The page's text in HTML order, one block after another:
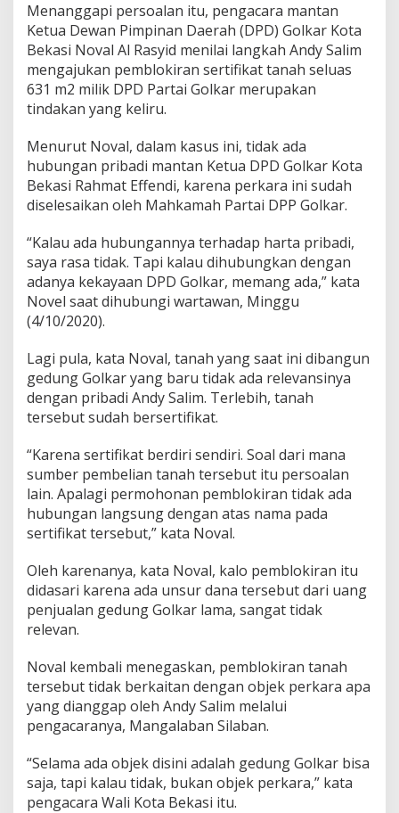
o
k
i
a
n
T
n
a
h
G
o
k
a
r
T
i
k
T
e
p
a
Menanggapi persoalan itu, pengacara mantan
Ketua Dewan Pimpinan Daerah (DPD) Golkar Kota
Bekasi Noval Al Rasyid menilai langkah Andy Salim
mengajukan pemblokiran sertifikat tanah seluas
631 m2 milik DPD Partai Golkar merupakan
tindakan yang keliru.
Menurut Noval, dalam kasus ini, tidak ada
hubungan pribadi mantan Ketua DPD Golkar Kota
Bekasi Rahmat Effendi, karena perkara ini sudah
diselesaikan oleh Mahkamah Partai DPP Golkar.
“Kalau ada hubungannya terhadap harta pribadi,
saya rasa tidak. Tapi kalau dihubungkan dengan
adanya kekayaan DPD Golkar, memang ada,” kata
Novel saat dihubungi wartawan, Minggu
(4/10/2020).
Lagi pula, kata Noval, tanah yang saat ini dibangun
gedung Golkar yang baru tidak ada relevansinya
dengan pribadi Andy Salim. Terlebih, tanah
tersebut sudah bersertifikat.
“Karena sertifikat berdiri sendiri. Soal dari mana
sumber pembelian tanah tersebut itu persoalan
lain. Apalagi permohonan pemblokiran tidak ada
hubungan langsung dengan atas nama pada
sertifikat tersebut,” kata Noval.
Oleh karenanya, kata Noval, kalo pemblokiran itu
didasari karena ada unsur dana tersebut dari uang
penjualan gedung Golkar lama, sangat tidak
relevan.
Noval kembali menegaskan, pemblokiran tanah
tersebut tidak berkaitan dengan objek perkara apa
yang dianggap oleh Andy Salim melalui
pengacaranya, Mangalaban Silaban.
“Selama ada objek disini adalah gedung Golkar bisa
saja, tapi kalau tidak, bukan objek perkara,” kata
pengacara Wali Kota Bekasi itu.